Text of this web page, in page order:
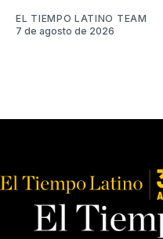
EL TIEMPO LATINO TEAM
7 de agosto de 2026